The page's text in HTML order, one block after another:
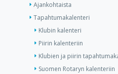
Ajankohtaista
Tapahtumakalenteri
Klubin kalenteri
Piirin kalenteriin
Klubien ja piirin
Suomen Rotaryn kalenteriin